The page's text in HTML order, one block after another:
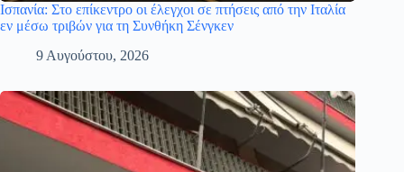
Ισπανία: Στο επίκεντρο οι έλεγχοι σε πτήσεις από την Ιταλία
εν μέσω τριβών για τη Συνθήκη Σένγκεν
9 Αυγούστου, 2026